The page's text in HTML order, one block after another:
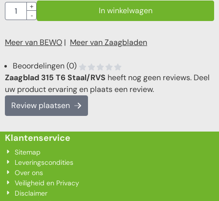
Aantal
+
-
In winkelwagen
Meer van BEWO | Meer van Zaagbladen
Beoordelingen (0)
Zaagblad 315 T6 Staal/RVS heeft nog geen reviews. Deel
uw product ervaring en plaats een review.
Review plaatsen
Klantenservice
Sitemap
Leveringscondities
Over ons
Veiligheid en Privacy
Disclaimer